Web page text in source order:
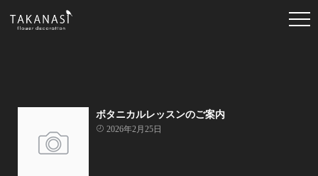
ボタニカルレッスンのご案内
2026年2月25日